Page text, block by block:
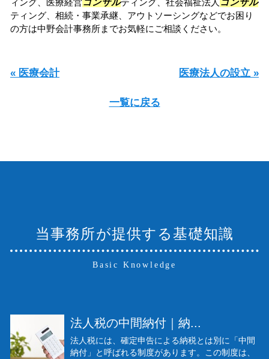
ィング、医療経営コンサルティング、社会福祉法人 コンサル
ティング、相続・事業承継、アウトソーシングなどでお困り
の方は中野会計事務所までお気軽にご相談ください。
« 医療会計 医療法人の設立 »
一覧に戻る
当事務所が提供する基礎知識
Basic Knowledge
法人税の中間納付｜納...
法人税には、確定申告による納税とは別に「中間
納付」と呼ばれる制度があります。この制度は、